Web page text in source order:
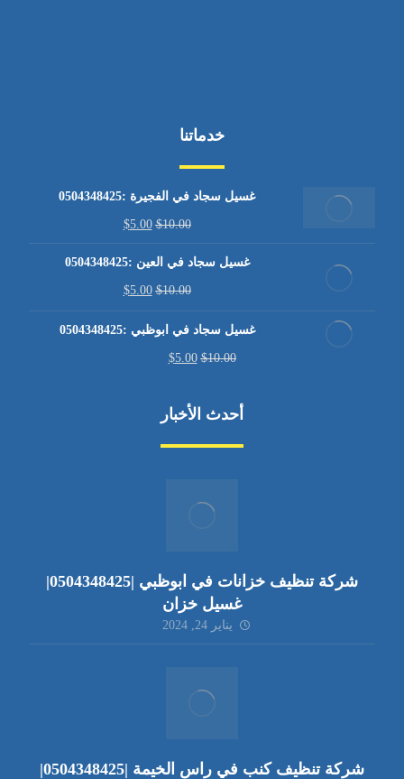
خدماتنا
غسيل سجاد في الفجيرة :0504348425
$10.00
$5.00
غسيل سجاد في العين :0504348425
$10.00
$5.00
غسيل سجاد في ابوظبي :0504348425
$10.00
$5.00
أحدث الأخبار
شركة تنظيف خزانات في ابوظبي |0504348425|
غسيل خزان
يناير 24, 2024
شركة تنظيف كنب في راس الخيمة |0504348425|